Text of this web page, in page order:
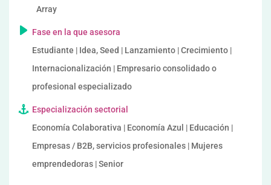
Array
Fase en la que asesora
Estudiante | Idea, Seed | Lanzamiento | Crecimiento |
Internacionalización | Empresario consolidado o
profesional especializado
Especialización sectorial
Economía Colaborativa | Economía Azul | Educación |
Empresas / B2B, servicios profesionales | Mujeres
emprendedoras | Senior